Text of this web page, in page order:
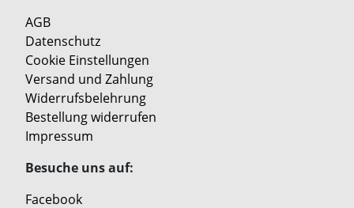
AGB
Datenschutz
Cookie Einstellungen
Versand und Zahlung
Widerrufsbelehrung
Bestellung widerrufen
Impressum
Besuche uns auf:
Facebook